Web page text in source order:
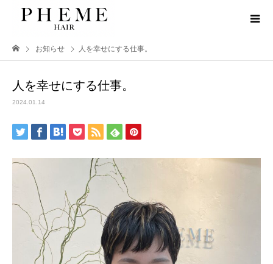
お知らせ 人を幸せにする仕事。
人を幸せにする仕事。
2024.01.14